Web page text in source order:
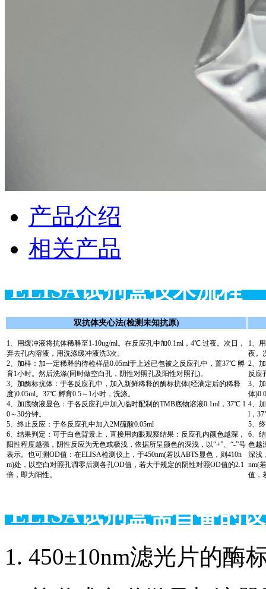
产品介绍
相关产品
ELISA试剂盒技
双抗体夹心法(检测未知抗原)
1、用缓冲液将抗体稀释至1-10ug/ml。在反应孔中加0.1ml，4℃ 过夜。次日，
弃去孔内溶液，用洗涤缓冲液洗3次。
2、加样：加一定稀释的待检样品0.05ml于上述已包被之反应孔中，置37℃ 孵
育1小时。然后洗涤(同时做空白孔，阴性对照孔及阳性对照孔)。
3、加酶标抗体：于各反应孔中，加入新鲜稀释的酶标抗体(经滴定后的稀释
度)0.05ml。37℃ 孵育0.5～1小时，洗涤。
4、加底物液显色：于各反应孔中加入临时配制的TMB底物溶液0.1ml，37℃ 1
0～30分钟。
5、终止反应：于各反应孔中加入2M硫酸0.05ml
6、结果判定：可于白色背景上，直接用肉眼观察结果：反应孔内颜色越深，
阳性程度越强，阴性反应为无色或极浅，依据所呈颜色的深浅，以“+”、“-”号
表示。也可测OD值：在ELISA检测仪上，于450nm(若以ABTS显色，则410n
m)处，以空白对照孔调零后测各孔OD值，若大于规定的阴性对照OD值的2.1
倍，即为阳性。
1、
夜。
2、
反应
3、
体
4、
l，
5、
6、
色越
深浅
nm(
值，
ELISA试剂盒需自备的
1. 450±10nm滤光片的酶